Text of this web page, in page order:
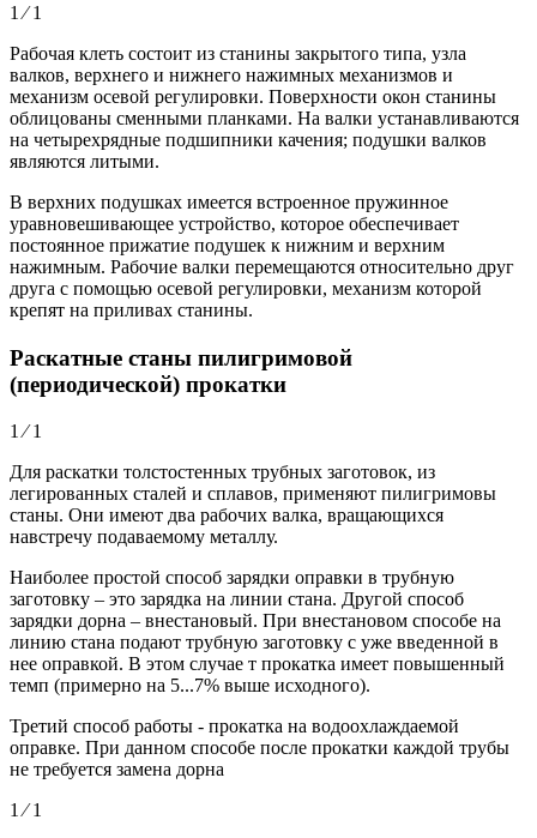
1 ⁄ 1
Рабочая клеть состоит из станины закрытого типа, узла
валков, верхнего и нижнего нажимных механизмов и
механизм осевой регулировки. Поверхности окон станины
облицованы сменными планками. На валки устанавливаются
на четырехрядные подшипники качения; подушки валков
являются литыми.
В верхних подушках имеется встроенное пружинное
уравновешивающее устройство, которое обеспечивает
постоянное прижатие подушек к нижним и верхним
нажимным. Рабочие валки перемещаются относительно друг
друга с помощью осевой регулировки, механизм которой
крепят на приливах станины.
Раскатные станы пилигримовой
(периодической) прокатки
1 ⁄ 1
Для раскатки толстостенных трубных заготовок, из
легированных сталей и сплавов, применяют пилигримовы
станы. Они имеют два рабочих валка, вращающихся
навстречу подаваемому металлу.
Наиболее простой способ зарядки оправки в трубную
заготовку – это зарядка на линии стана. Другой способ
зарядки дорна – внестановый. При внестановом способе на
линию стана подают трубную заготовку с уже введенной в
нее оправкой. В этом случае т прокатка имеет повышенный
темп (примерно на 5...7% выше исходного).
Третий способ работы - прокатка на водоохлаждаемой
оправке. При данном способе после прокатки каждой трубы
не требуется замена дорна
1 ⁄ 1